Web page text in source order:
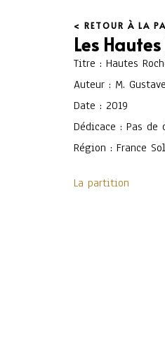
< RETOUR À LA
Les
Titre : Hautes
Auteur : M.
Date : 2019
Dédicace : Pas de
Région : France
La partition